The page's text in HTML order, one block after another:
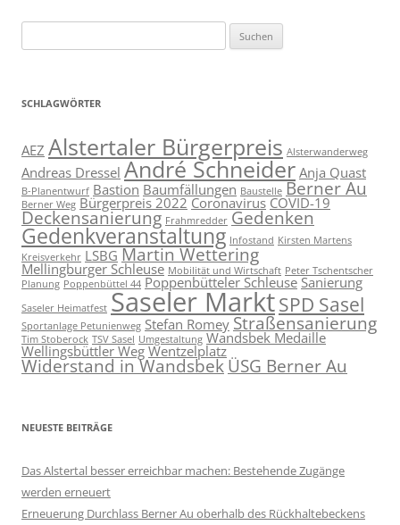
nach:
SCHLAGWÖRTER
AEZ Alstertaler Bürgerpreis Alsterwanderweg
Andreas Dressel André SchneiderAnja Quast
B-Planentwurf Bastion Baumfällungen Baustelle Berner Au
Berner Weg Bürgerpreis 2022CoronavirusCOVID-19
Deckensanierung Frahmredder Gedenken
Gedenkveranstaltung Infostand Kirsten Martens
Kreisverkehr LSBG Martin Wettering
Mellingburger Schleuse Mobilität und Wirtschaft Peter Tschentscher
Planung Poppenbüttel 44 Poppenbütteler SchleuseSanierung
Saseler Heimatfest Saseler MarktSPD Sasel
Sportanlage Petunienweg Stefan RomeyStraßensanierung
Tim Stoberock TSV Sasel Umgestaltung Wandsbek Medaille
Wellingsbüttler WegWentzelplatz
Widerstand in Wandsbek ÜSG Berner Au
NEUESTE BEITRÄGE
Das Alstertal besser erreichbar machen: Bestehende Zugänge
werden erneuert
Erneuerung Durchlass Berner Au oberhalb des Rückhalte­beckens